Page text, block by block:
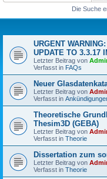
Die Suche
URGENT
UPDATE TO 3.3.17
Letzter Beitrag von
Verfasst in FAQs
Neuer
Letzter Beitrag von
Verfasst in
Theoretische
Thesim3D (GEBA)
Letzter Beitrag von
Verfasst in Theorie
Dissertation zum
Letzter Beitrag von
Verfasst in Theorie